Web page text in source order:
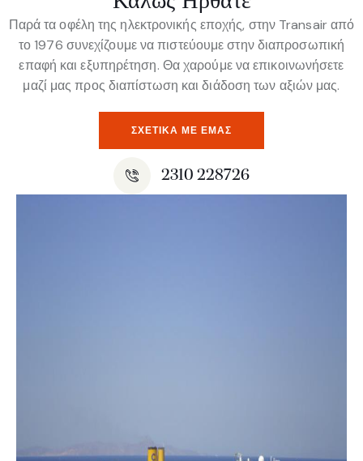
Παρά τα οφέλη της ηλεκτρονικής εποχής, στην Transair από
το 1976 συνεχίζουμε να πιστεύουμε στην διαπροσωπική
επαφή και εξυπηρέτηση. Θα χαρούμε να επικοινωνήσετε
μαζί μας προς διαπίστωση και διάδοση των αξιών μας.
ΣΧΕΤΙΚΆ ΜΕ ΕΜΆΣ
2310 228726